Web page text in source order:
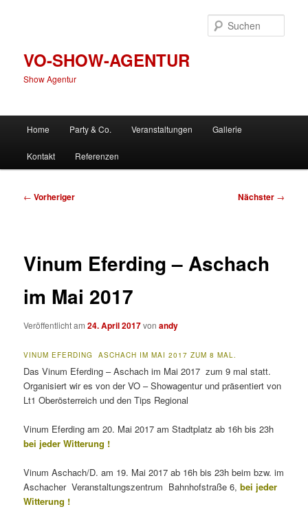
VO-SHOW-AGENTUR
Show Agentur
Home Party & Co. Veranstaltungen Gallerie
Kontakt Referenzen
Beitragsnavigation
← Vorheriger Nächster →
Vinum Eferding – Aschach
im Mai 2017
Veröffentlicht am24. April 2017vonandy
VINUM EFERDING ASCHACH IM MAI 2017 ZUM 8 MAL.
Das Vinum Eferding – Aschach im Mai 2017 zum 9 mal statt.
Organisiert wir es von der VO – Showagentur und präsentiert von
Lt1 Oberösterreich und den Tips Regional
Vinum Eferding am 20. Mai 2017 am Stadtplatz ab 16h bis 23h
bei jeder Witterung !
Vinum Aschach/D. am 19. Mai 2017 ab 16h bis 23h beim bzw. im
Aschacher Veranstaltungszentrum Bahnhofstraße 6, bei jeder
Witterung !